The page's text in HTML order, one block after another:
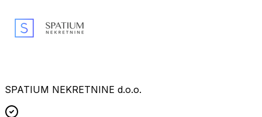
SPATIUM NEKRETNINE d.o.o.